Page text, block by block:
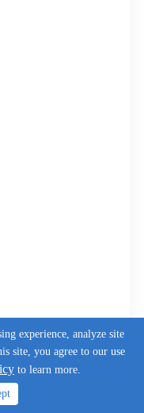
experience, analyze site
site, you agree to our use
to learn more.